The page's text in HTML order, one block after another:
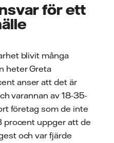
för ett
blivit många
heter Greta
anser att det är
varannan av 18-35-
företag som de inte
procent uppger att de
och var fjärde